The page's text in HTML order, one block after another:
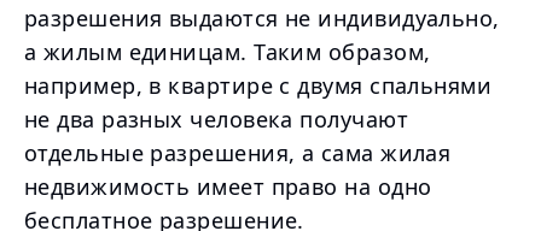
разрешения выдаются не индивидуально,
а жилым единицам. Таким образом,
например, в квартире с двумя спальнями
не два разных человека получают
отдельные разрешения, а сама жилая
недвижимость имеет право на одно
бесплатное разрешение.